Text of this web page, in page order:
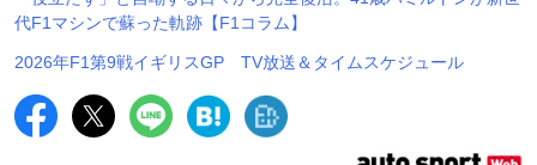
代F1マシンで蘇った軌跡【F1コラム】
2026年F1第9戦イギリスGP TV放送＆タイムスケジュール